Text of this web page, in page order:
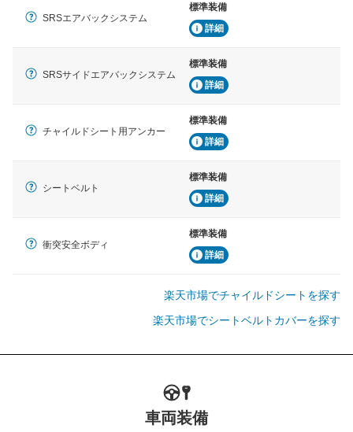
SRSエアバックシステム
標準装備
詳細
SRSサイドエアバックシステム
標準装備
詳細
チャイルドシート用アンカー
標準装備
詳細
シートベルト
標準装備
詳細
衝突安全ボディ
標準装備
詳細
楽天市場でチャイルドシートを探す
楽天市場でシートベルトカバーを探す
車両装備